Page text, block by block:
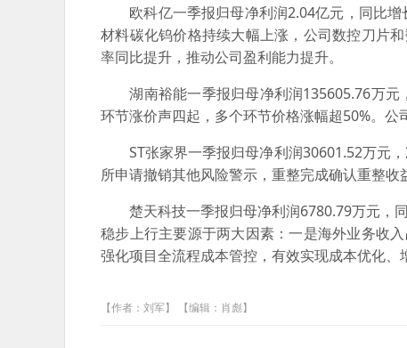
欧科亿一季报归母净利润2.04亿元，同比增
材料碳化钨价格持续大幅上涨，公司数控刀片
率同比提升，推动公司盈利能力提升。
湖南裕能一季报归母净利润135605.76万元
环节涨价声四起，多个环节价格涨幅超50%。公
ST张家界一季报归母净利润30601.52万元，
所申请撤销其他风险警示，重整完成确认重整收
楚天科技一季报归母净利润6780.79万元，同
稳步上行主要源于两大因素：一是海外业务收
强化项目全流程成本管控，有效实现成本优化、
【作者：刘军】 【编辑：肖彪】